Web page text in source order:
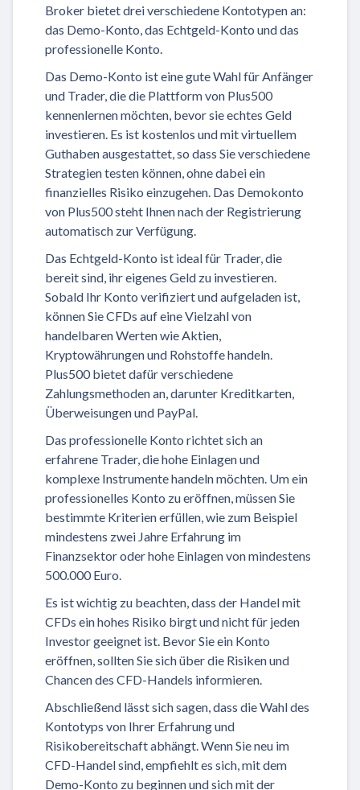
Broker bietet drei verschiedene Kontotypen an:
das Demo-Konto, das Echtgeld-Konto und das
professionelle Konto.
Das Demo-Konto ist eine gute Wahl für Anfänger
und Trader, die die Plattform von Plus500
kennenlernen möchten, bevor sie echtes Geld
investieren. Es ist kostenlos und mit virtuellem
Guthaben ausgestattet, so dass Sie verschiedene
Strategien testen können, ohne dabei ein
finanzielles Risiko einzugehen. Das Demokonto
von Plus500 steht Ihnen nach der Registrierung
automatisch zur Verfügung.
Das Echtgeld-Konto ist ideal für Trader, die
bereit sind, ihr eigenes Geld zu investieren.
Sobald Ihr Konto verifiziert und aufgeladen ist,
können Sie CFDs auf eine Vielzahl von
handelbaren Werten wie Aktien,
Kryptowährungen und Rohstoffe handeln.
Plus500 bietet dafür verschiedene
Zahlungsmethoden an, darunter Kreditkarten,
Überweisungen und PayPal.
Das professionelle Konto richtet sich an
erfahrene Trader, die hohe Einlagen und
komplexe Instrumente handeln möchten. Um ein
professionelles Konto zu eröffnen, müssen Sie
bestimmte Kriterien erfüllen, wie zum Beispiel
mindestens zwei Jahre Erfahrung im
Finanzsektor oder hohe Einlagen von mindestens
500.000 Euro.
Es ist wichtig zu beachten, dass der Handel mit
CFDs ein hohes Risiko birgt und nicht für jeden
Investor geeignet ist. Bevor Sie ein Konto
eröffnen, sollten Sie sich über die Risiken und
Chancen des CFD-Handels informieren.
Abschließend lässt sich sagen, dass die Wahl des
Kontotyps von Ihrer Erfahrung und
Risikobereitschaft abhängt. Wenn Sie neu im
CFD-Handel sind, empfiehlt es sich, mit dem
Demo-Konto zu beginnen und sich mit der